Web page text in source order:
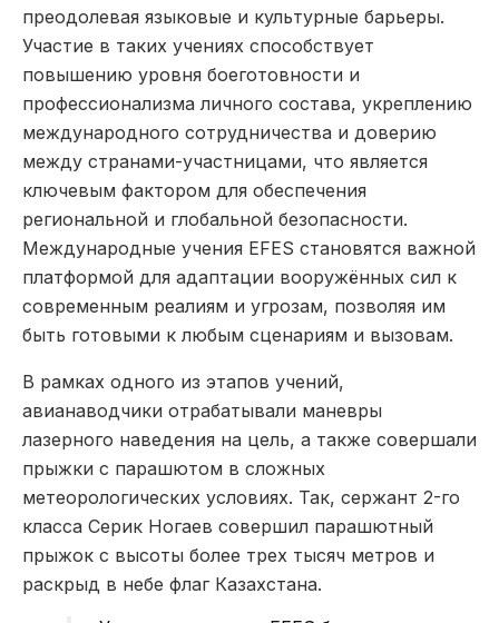
преодолевая языковые и культурные барьеры.
Участие в таких учениях способствует
повышению уровня боеготовности и
профессионализма личного состава, укреплению
международного сотрудничества и доверию
между странами-участницами, что является
ключевым фактором для обеспечения
региональной и глобальной безопасности.
Международные учения EFES становятся важной
платформой для адаптации вооружённых сил к
современным реалиям и угрозам, позволяя им
быть готовыми к любым сценариям и вызовам.
В рамках одного из этапов учений,
авианаводчики отрабатывали маневры
лазерного наведения на цель, а также совершали
прыжки с парашютом в сложных
метеорологических условиях. Так, сержант 2-го
класса Серик Ногаев совершил парашютный
прыжок с высоты более трех тысяч метров и
раскрыд в небе флаг Казахстана.